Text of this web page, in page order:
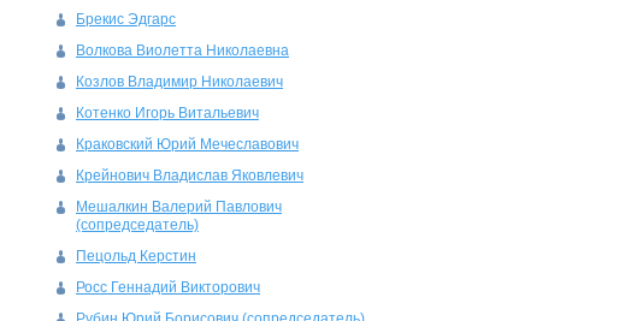
Брекис Эдгарс
Волкова Виолетта Николаевна
Козлов Владимир Николаевич
Котенко Игорь Витальевич
Краковский Юрий Мечеславович
Крейнович Владислав Яковлевич
Мешалкин Валерий Павлович
(сопредседатель)
Пецольд Керстин
Росс Геннадий Викторович